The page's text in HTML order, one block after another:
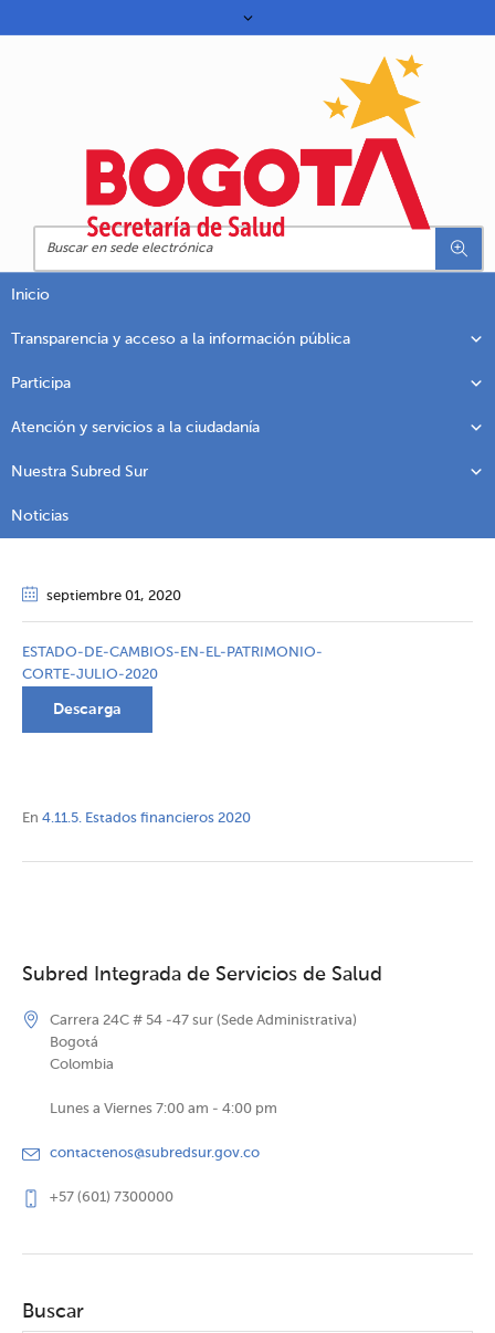
Inicio
Transparencia y acceso a la información pública
Participa
Atención y servicios a la ciudadanía
Nuestra Subred Sur
Noticias
septiembre 01, 2020
ESTADO-DE-CAMBIOS-EN-EL-PATRIMONIO-
CORTE-JULIO-2020
Descarga
En 4.11.5. Estados financieros 2020
Subred Integrada de Servicios de Salud
Carrera 24C # 54 -47 sur (Sede Administrativa)
Bogotá
Colombia
Lunes a Viernes 7:00 am - 4:00 pm
contactenos@subredsur.gov.co
+57 (601) 7300000
Buscar